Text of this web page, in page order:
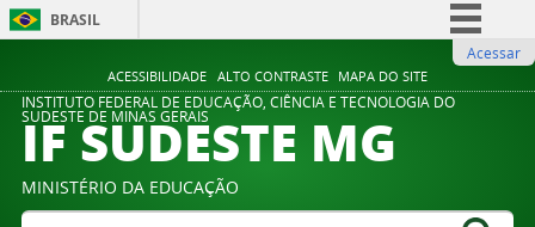
ACESSIBILIDADE ALTO CONTRASTE MAPA DO SITE
BRASIL
Comunica BR
Participe
Legislação
Acessar
INSTITUTO FEDERAL DE EDUCAÇÃO, CIÊNCIA E TECNOLOGIA DO
SUDESTE DE MINAS GERAIS
IF SUDESTE MG
MINISTÉRIO DA EDUCAÇÃO
Buscar no portal